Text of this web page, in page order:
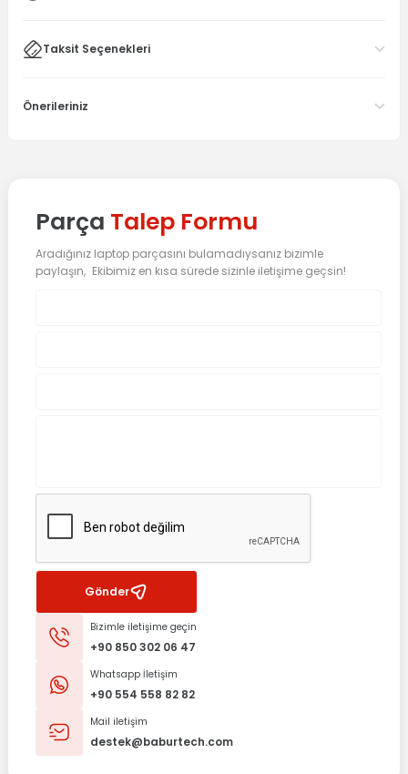
Taksit Seçenekleri
Önerileriniz
Parça Talep Formu
Aradığınız laptop parçasını bulamadıysanız bizimle
paylaşın, Ekibimiz en kısa sürede sizinle iletişime geçsin!
Gönder
Bizimle iletişime geçin
+90 850 302 06 47
Whatsapp İletişim
+90 554 558 82 82
Mail iletişim
destek@baburtech.com